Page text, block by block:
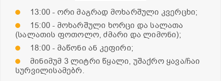
13:00 - ორი მაგრად მოხარშული კვერცხი;
15:00 - მოხარშული ხორცი და სალათა
(სალათის ფოთოლო, ძმარი და ლიმონი);
18:00 - მაწონი ან კეფირი;
მინიმუმ 3 ლიტრი წყალი, უშაქრო ყავა/ჩაი
სურვილისამებრ.